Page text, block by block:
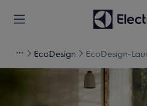
EcoDesign EcoDesign-